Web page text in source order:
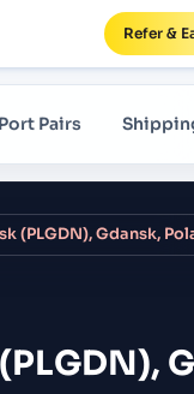
Refer &
Port Pairs
(PLGDN), Gdansk,